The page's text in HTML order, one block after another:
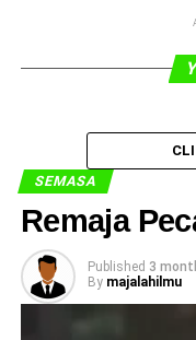
SEMASA
Remaja
Published 3
By majalahilmu